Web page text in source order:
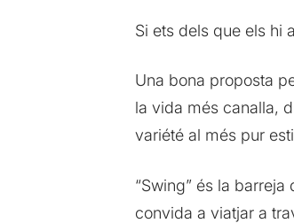
Si ets dels que els hi
Una bona proposta
la vida més canalla,
variété al més pur
“Swing” és la
convida a viatjar a